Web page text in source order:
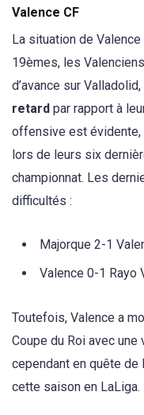
Valence CF
La situation de
19èmes, les
d’avance sur
retard par rapport à
offensive est évidente,
lors de leurs six
championnat. Les
difficultés :
Majorque 2-1
Valence 0-1 Rayo
Toutefois, Valence a
Coupe du Roi avec
cependant en quête de
cette saison en LaLiga.